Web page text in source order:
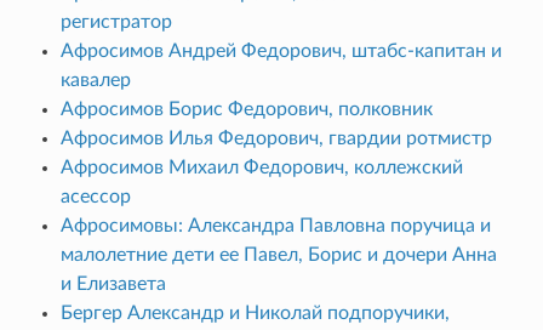
регистратор
Афросимов Андрей Федорович, штабс-капитан и
кавалер
Афросимов Борис Федорович, полковник
Афросимов Илья Федорович, гвардии ротмистр
Афросимов Михаил Федорович, коллежский
асессор
Афросимовы: Александра Павловна поручица и
малолетние дети ее Павел, Борис и дочери Анна
и Елизавета
Бергер Александр и Николай подпоручики,